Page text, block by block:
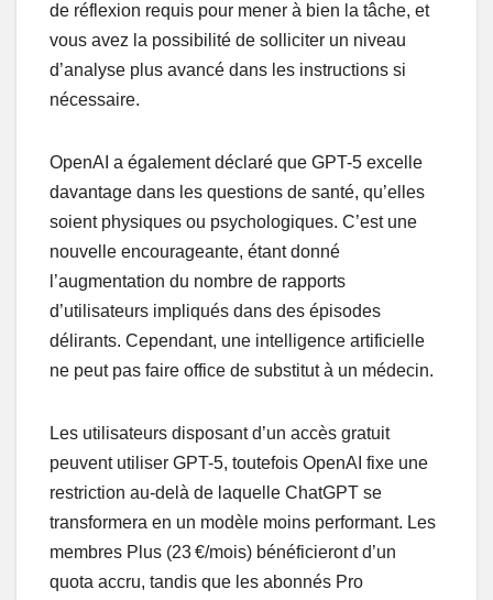
de réflexion requis pour mener à bien la tâche, et
vous avez la possibilité de solliciter un niveau
d’analyse plus avancé dans les instructions si
nécessaire.
OpenAI a également déclaré que GPT-5 excelle
davantage dans les questions de santé, qu’elles
soient physiques ou psychologiques. C’est une
nouvelle encourageante, étant donné
l’augmentation du nombre de rapports
d’utilisateurs impliqués dans des épisodes
délirants. Cependant, une intelligence artificielle
ne peut pas faire office de substitut à un médecin.
Les utilisateurs disposant d’un accès gratuit
peuvent utiliser GPT-5, toutefois OpenAI fixe une
restriction au-delà de laquelle ChatGPT se
transformera en un modèle moins performant. Les
membres Plus (23 €/mois) bénéficieront d’un
quota accru, tandis que les abonnés Pro